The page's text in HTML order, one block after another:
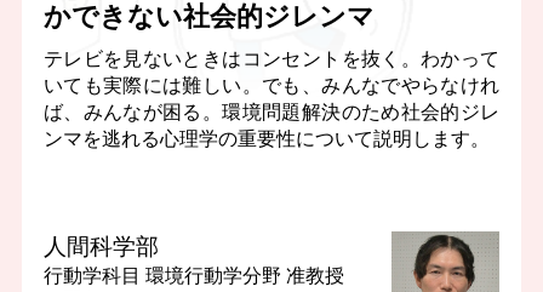
かできない社会的ジレンマ
テレビを見ないときはコンセントを抜く。わかって
いても実際には難しい。でも、みんなでやらなけれ
ば、みんなが困る。環境問題解決のため社会的ジレ
ンマを逃れる心理学の重要性について説明します。
人間科学部
行動学科目 環境行動学分野 准教授